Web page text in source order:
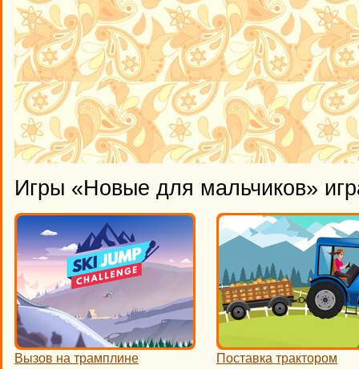
Игры «Новые для мальчиков»
Вызов на трамплине Поставка трактором